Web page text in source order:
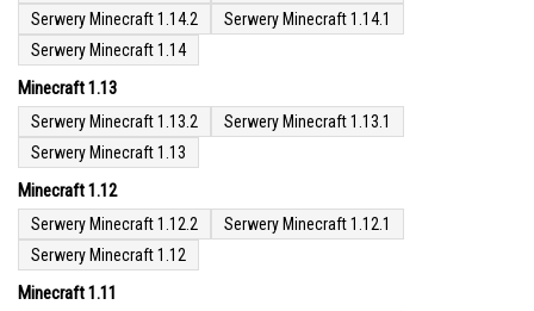
Serwery Minecraft 1.14.2
Serwery Minecraft 1.14.1
Serwery Minecraft 1.14
Minecraft 1.13
Serwery Minecraft 1.13.2
Serwery Minecraft 1.13.1
Serwery Minecraft 1.13
Minecraft 1.12
Serwery Minecraft 1.12.2
Serwery Minecraft 1.12.1
Serwery Minecraft 1.12
Minecraft 1.11